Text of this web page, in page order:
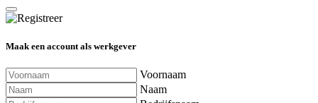
Maak een account als werkgever
Voornaam
Naam